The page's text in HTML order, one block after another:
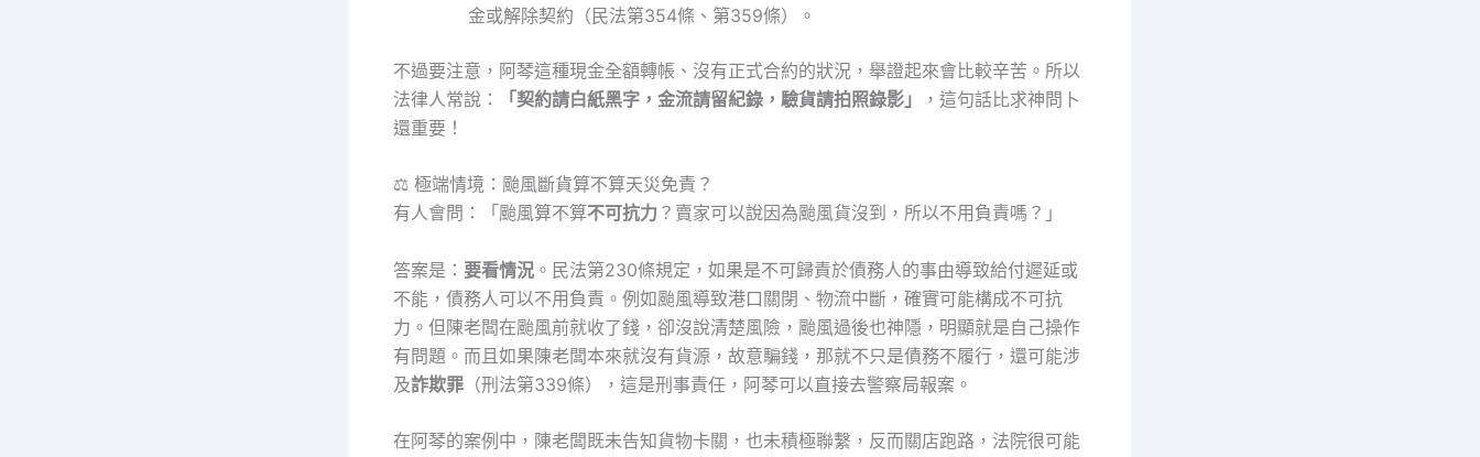
金或解除契約（民法第354條、第359條）。
不過要注意，阿琴這種現金全額轉帳、沒有正式合約的狀況，舉證起來會比較辛苦。所以
法律人常說：
「契約請白紙黑字，金流請留紀錄，驗貨請拍照錄影」
，這句話比求神問卜
還重要！
⚖️ 極端情境：颱風斷貨算不算天災免責？
有人會問：「颱風算不算不可抗力 ？賣家可以說因為颱風貨沒到，所以不用負責嗎？」
答案是： 要看情況 。民法第230條規定，如果是不可歸責於債務人的事由導致給付遲延或
不能，債務人可以不用負責。例如颱風導致港口關閉、物流中斷，確實可能構成不可抗
力。但陳老闆在颱風前就收了錢，卻沒說清楚風險，颱風過後也神隱，明顯就是自己操作
有問題。而且如果陳老闆本來就沒有貨源，故意騙錢，那就不只是債務不履行，還可能涉
及詐欺罪 （刑法第339條），這是刑事責任，阿琴可以直接去警察局報案。
在阿琴的案例中，陳老闆既未告知貨物卡關，也未積極聯繫，反而關店跑路，法院很可能